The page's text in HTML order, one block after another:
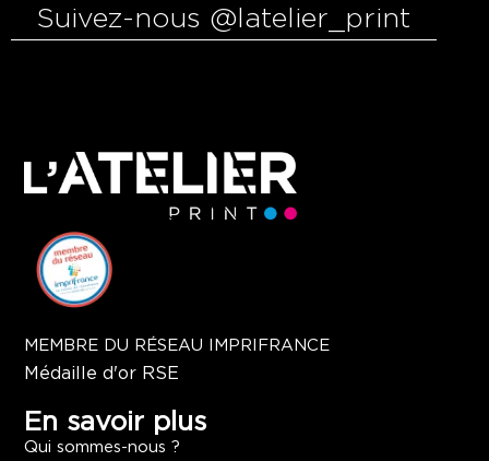
Suivez-nous @latelier_print
MEMBRE DU RÉSEAU IMPRIFRANCE
Médaille d'or RSE
En savoir plus
Qui sommes-nous ?